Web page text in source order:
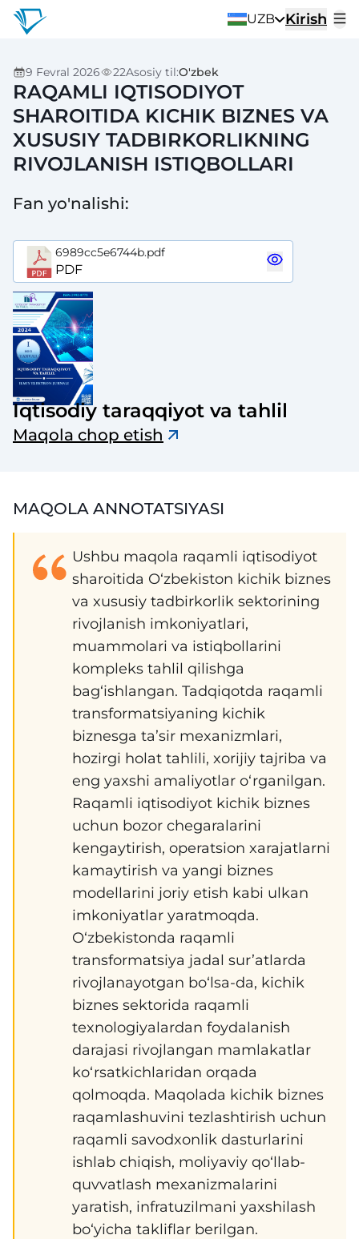
UZB Kirish
9 Fevral 2026 22Asosiy til:O'zbek
RAQAMLI IQTISODIYOT
SHAROITIDA KICHIK BIZNES VA
XUSUSIY TADBIRKORLIKNING
RIVOJLANISH ISTIQBOLLARI
Fan yo'nalishi:
6989cc5e6744b.pdf
PDF
Iqtisodiy taraqqiyot va tahlil
Maqola chop etish
MAQOLA ANNOTATSIYASI
Ushbu maqola raqamli iqtisodiyot
sharoitida O‘zbekiston kichik biznes
va xususiy tadbirkorlik sektorining
rivojlanish imkoniyatlari,
muammolari va istiqbollarini
kompleks tahlil qilishga
bag‘ishlangan. Tadqiqotda raqamli
transformatsiyaning kichik
biznesga ta’sir mexanizmlari,
hozirgi holat tahlili, xorijiy tajriba va
eng yaxshi amaliyotlar o‘rganilgan.
Raqamli iqtisodiyot kichik biznes
uchun bozor chegaralarini
kengaytirish, operatsion xarajatlarni
kamaytirish va yangi biznes
modellarini joriy etish kabi ulkan
imkoniyatlar yaratmoqda.
O‘zbekistonda raqamli
transformatsiya jadal sur’atlarda
rivojlanayotgan bo‘lsa-da, kichik
biznes sektorida raqamli
texnologiyalardan foydalanish
darajasi rivojlangan mamlakatlar
ko‘rsatkichlaridan orqada
qolmoqda. Maqolada kichik biznes
raqamlashuvini tezlashtirish uchun
raqamli savodxonlik dasturlarini
ishlab chiqish, moliyaviy qo‘llab-
quvvatlash mexanizmalarini
yaratish, infratuzilmani yaxshilash
bo‘yicha takliflar berilgan.